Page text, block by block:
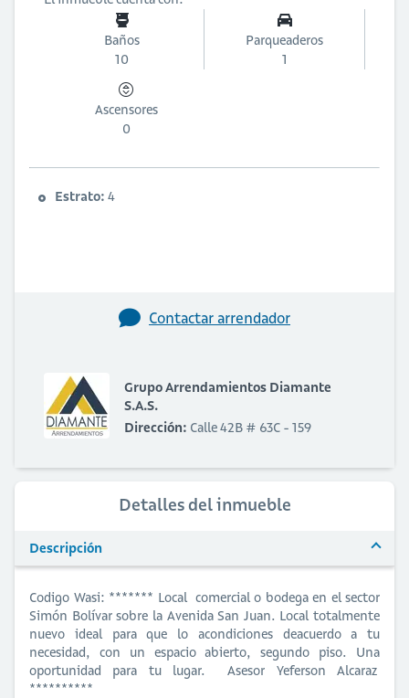
Baños
10
Parqueaderos
1
Ascensores
0
Estrato: 4
Contactar arrendador
Grupo Arrendamientos Diamante
S.A.S.
Dirección: Calle 42B # 63C - 159
Detalles del inmueble
Descripción
Codigo Wasi: ******* Local comercial o bodega en el sector
Simón Bolívar sobre la Avenida San Juan. Local totalmente
nuevo ideal para que lo acondiciones deacuerdo a tu
necesidad, con un espacio abierto, segundo piso. Una
oportunidad para tu lugar. Asesor Yeferson Alcaraz
**********